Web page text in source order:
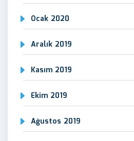
Ocak 2020
Aralık 2019
Kasım 2019
Ekim 2019
Ağustos 2019